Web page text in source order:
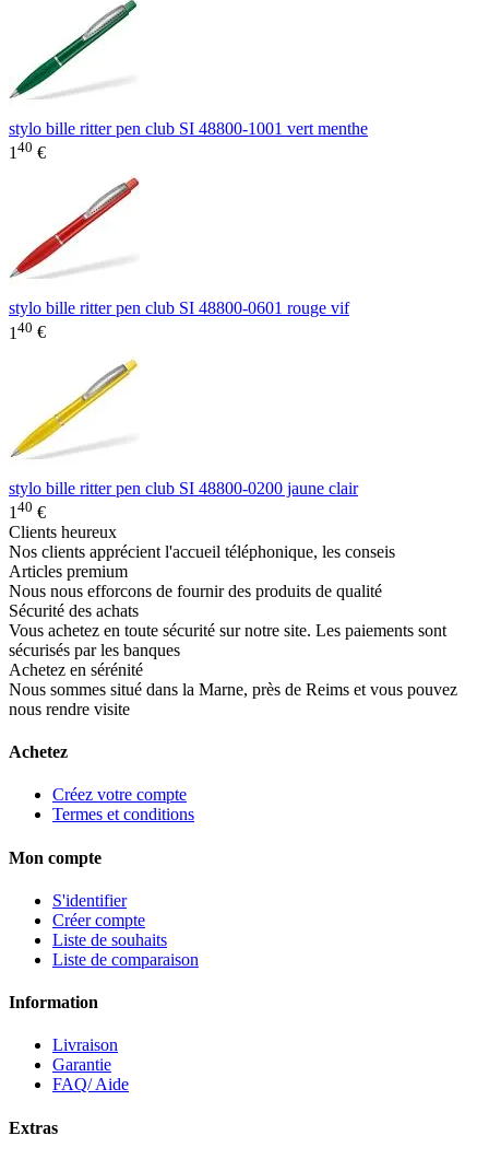
stylo bille ritter pen club SI 48800-1001 vert menthe
1 40 €
stylo bille ritter pen club SI 48800-0601 rouge vif
1 40 €
stylo bille ritter pen club SI 48800-0200 jaune clair
1 40 €
Clients heureux
Nos clients apprécient l'accueil téléphonique, les conseis
Articles premium
Nous nous efforcons de fournir des produits de qualité
Sécurité des achats
Vous achetez en toute sécurité sur notre site. Les paiements sont
sécurisés par les banques
Achetez en sérénité
Nous sommes situé dans la Marne, près de Reims et vous pouvez
nous rendre visite
Achetez
Créez votre compte
Termes et conditions
Mon compte
S'identifier
Créer compte
Liste de souhaits
Liste de comparaison
Information
Livraison
Garantie
FAQ/ Aide
Extras